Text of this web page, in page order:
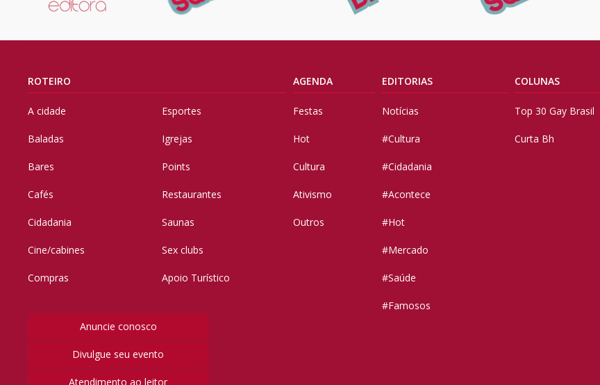
ROTEIRO
A cidade
Baladas
Bares
Cafés
Cidadania
Cine/cabines
Compras
Esportes
Igrejas
Points
Restaurantes
Saunas
Sex clubs
Apoio Turístico
Anuncie conosco
Divulgue seu evento
Atendimento ao leitor
AGENDA
Festas
Hot
Cultura
Ativismo
Outros
EDITORIAS
Notícias
#Cultura
#Cidadania
#Acontece
#Hot
#Mercado
#Saúde
#Famosos
COLUNAS
Top 30 Gay Brasil
Curta Bh